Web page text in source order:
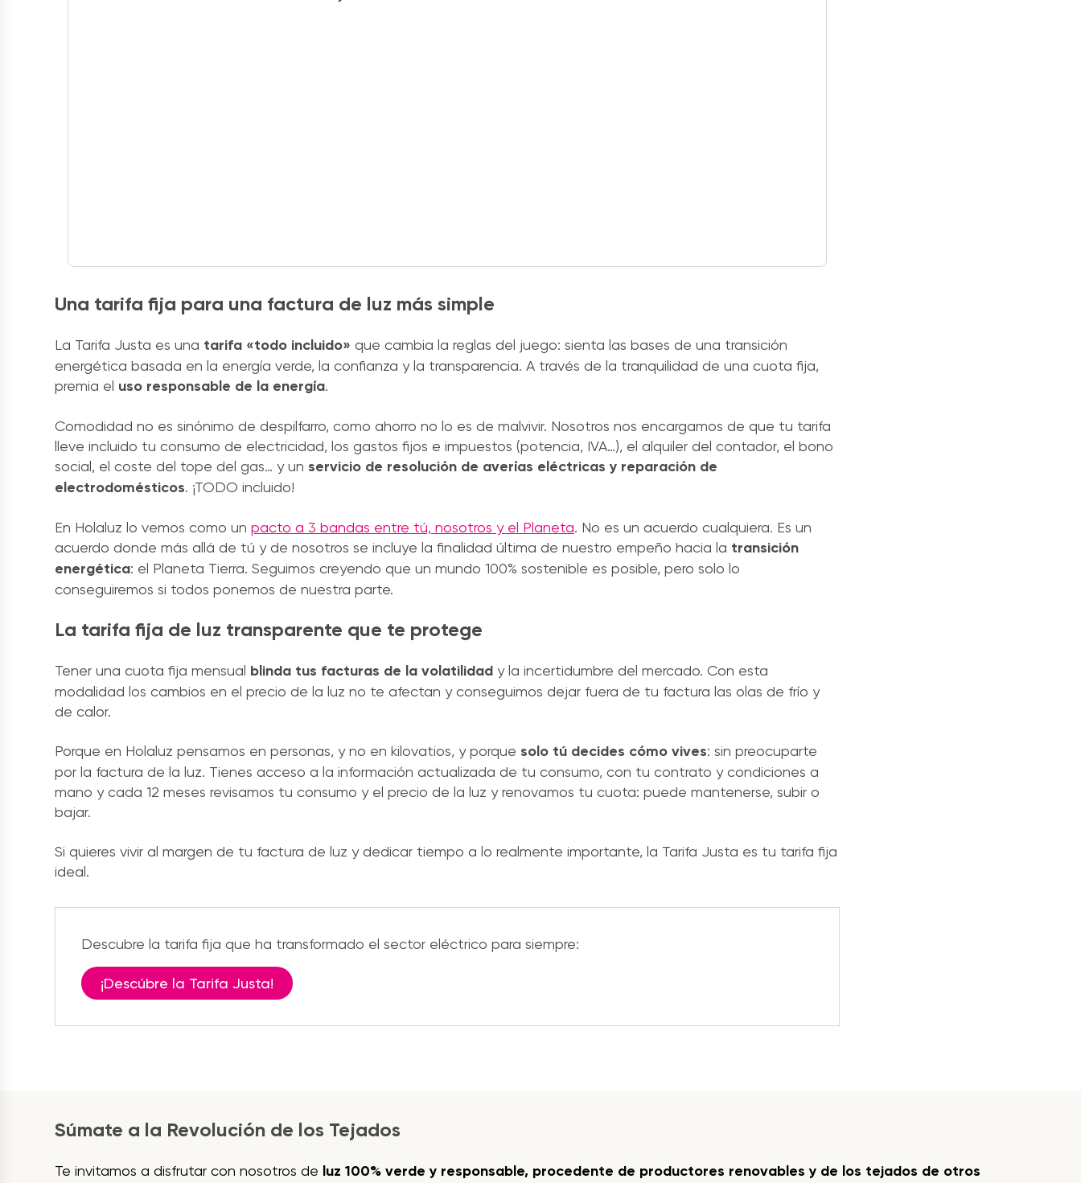
Una tarifa fija para una factura de luz más simple
La Tarifa Justa es una tarifa «todo incluido» que cambia la reglas del juego: sienta las bases de una transición
energética basada en la energía verde, la confianza y la transparencia. A través de la tranquilidad de una cuota fija,
premia el uso responsable de la energía.
Comodidad no es sinónimo de despilfarro, como ahorro no lo es de malvivir. Nosotros nos encargamos de que tu tarifa
lleve incluido tu consumo de electricidad, los gastos fijos e impuestos (potencia, IVA…), el alquiler del contador, el bono
social, el coste del tope del gas… y un servicio de resolución de averías eléctricas y reparación de
electrodomésticos. ¡TODO incluido!
En Holaluz lo vemos como un pacto a 3 bandas entre tú, nosotros y el Planeta. No es un acuerdo cualquiera. Es un
acuerdo donde más allá de tú y de nosotros se incluye la finalidad última de nuestro empeño hacia la transición
energética: el Planeta Tierra. Seguimos creyendo que un mundo 100% sostenible es posible, pero solo lo
conseguiremos si todos ponemos de nuestra parte.
La tarifa fija de luz transparente que te protege
Tener una cuota fija mensual blinda tus facturas de la volatilidad y la incertidumbre del mercado. Con esta
modalidad los cambios en el precio de la luz no te afectan y conseguimos dejar fuera de tu factura las olas de frío y
de calor.
Porque en Holaluz pensamos en personas, y no en kilovatios, y porque solo tú decides cómo vives: sin preocuparte
por la factura de la luz. Tienes acceso a la información actualizada de tu consumo, con tu contrato y condiciones a
mano y cada 12 meses revisamos tu consumo y el precio de la luz y renovamos tu cuota: puede mantenerse, subir o
bajar.
Si quieres vivir al margen de tu factura de luz y dedicar tiempo a lo realmente importante, la Tarifa Justa es tu tarifa fija
ideal.
Descubre la tarifa fija que ha transformado el sector eléctrico para siempre:
¡Descúbre la Tarifa Justa!
Súmate a la Revolución de los Tejados
Te invitamos a disfrutar con nosotros de luz 100% verde y responsable, procedente de productores renovables y de los tejados de otros